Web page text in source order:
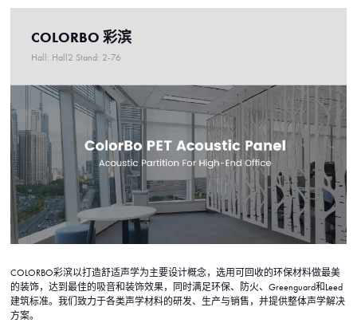
COLORBO 彩滨
Hall: Hall2 Stand: 2-76
COLORBO彩滨以打造舒适声学为主要设计概念，选用可回收的环保材料做最美
的装饰，达到最佳的吸音和装饰效果，同时满足环保、防火、Greenguard和Leed
建筑标准。我们致力于各类声学材料的研发、生产与销售，并提供整体声学解决
方案。